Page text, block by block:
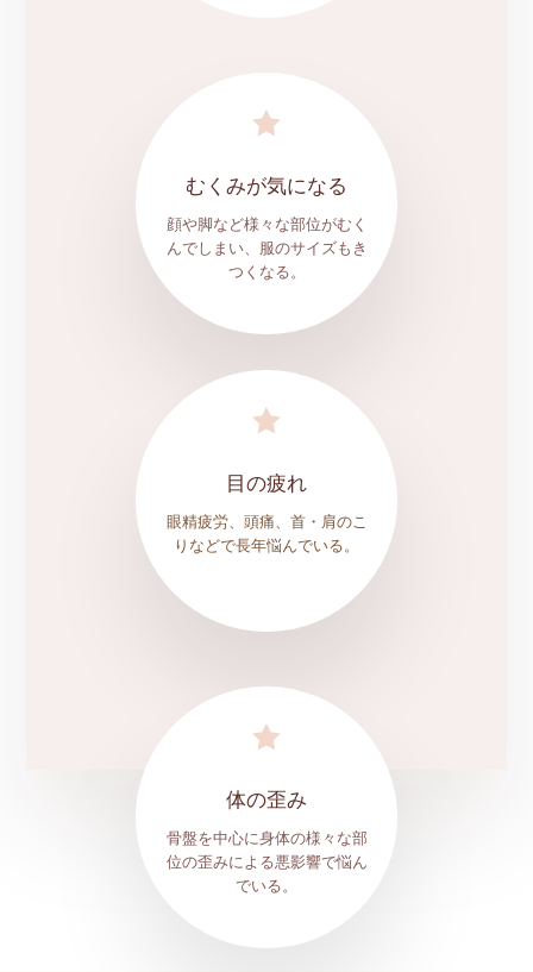

むくみが気になる
顔や脚など様々な部位がむく
んでしまい、服のサイズもき
つくなる。

目の疲れ
眼精疲労、頭痛、首・肩のこ
りなどで長年悩んでいる。

体の歪み
骨盤を中心に身体の様々な部
位の歪みによる悪影響で悩ん
でいる。